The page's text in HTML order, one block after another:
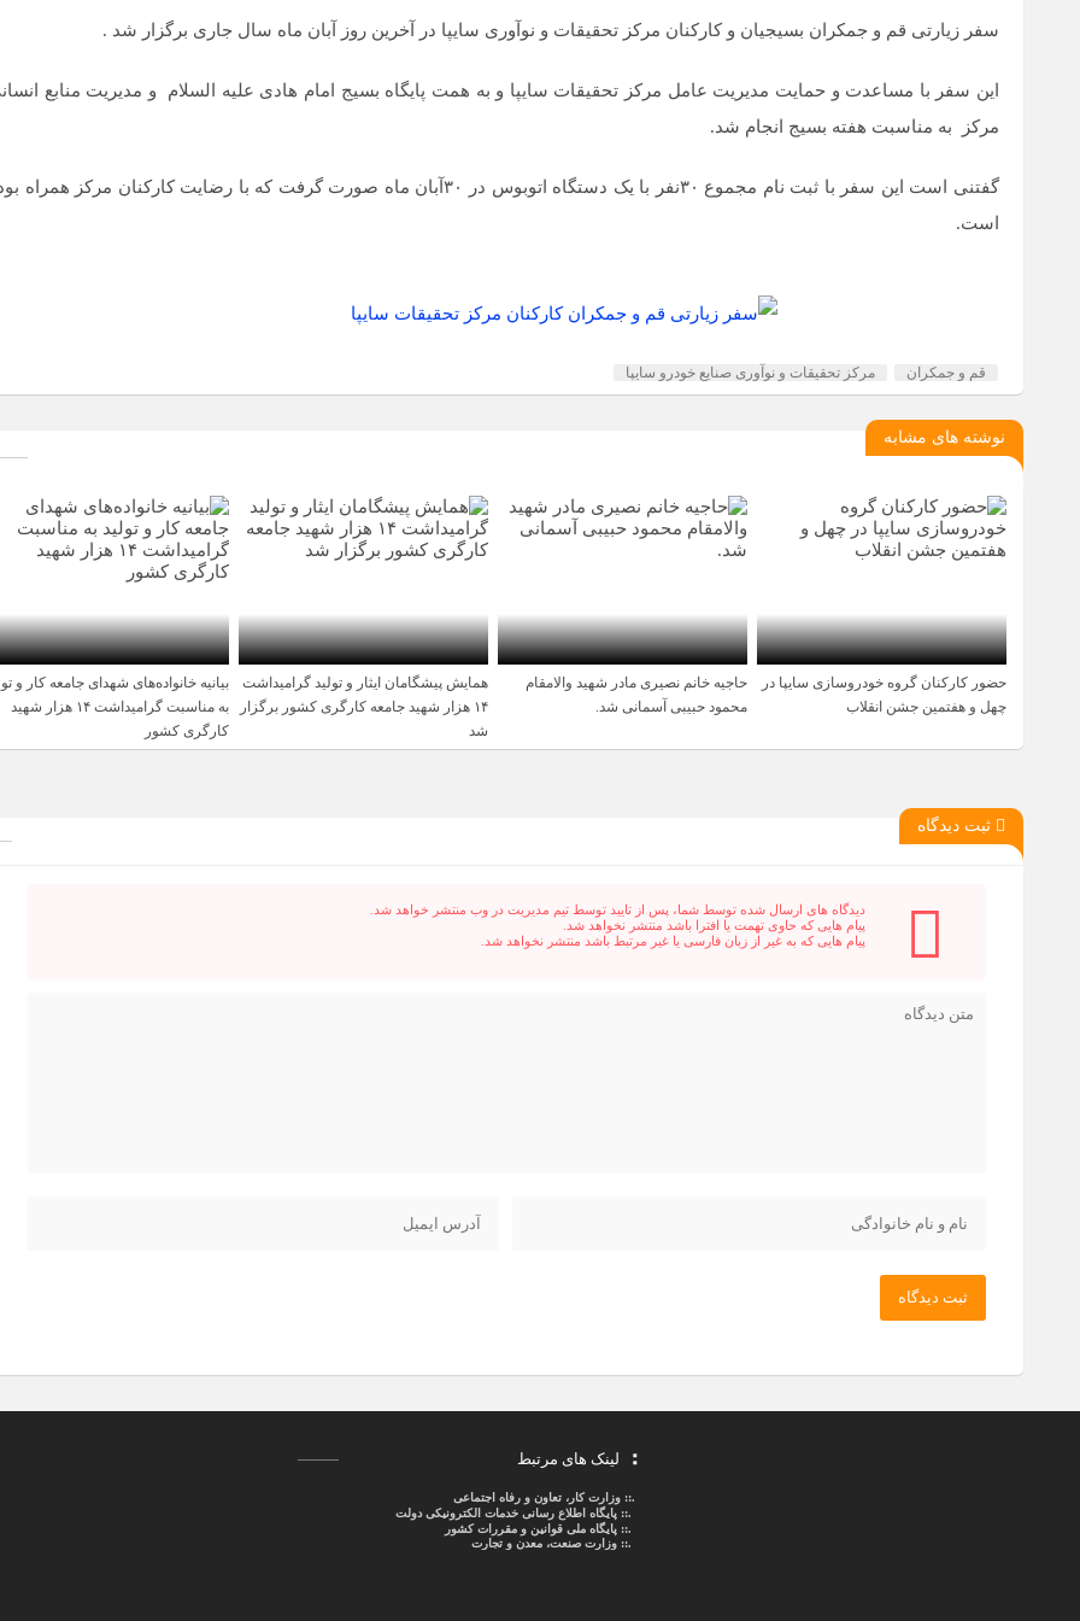
سفر زیارتی قم و جمکران بسیجیان و کارکنان مرکز تحقیقات و نوآوری سایپا در آخرین روز آبان ماه سال جاری برگزار شد .
این سفر با مساعدت و حمایت مدیریت عامل مرکز تحقیقات سایپا و به همت پایگاه بسیج امام هادی علیه السلام و مدیریت منابع
مرکز به مناسبت هفته بسیج انجام شد.
گفتنی است این سفر با ثبت نام مجموع ۳۰نفر با یک دستگاه اتوبوس در ۳۰آبان ماه صورت گرفت که با رضایت کارکنان مرکز همراه
است.
قم و جمکران مرکز تحقیقات و نوآوری صنایع خودرو سایپا
نوشته های مشابه
5 ماه قبل
حضور کارکنان گروه خودروسازی سایپا در
چهل و هفتمین جشن انقلاب
1 سال قبل
حاجیه خانم نصیری مادر شهید والامقام
محمود حبیبی آسمانی شد.
1 سال قبل
همایش پیشگامان ایثار و تولید گرامیداشت
۱۴ هزار شهید جامعه کارگری کشور برگزار
شد
1 سال قبل
بیانیه خانواده‌های شهدای جامعه کار و
به مناسبت گرامیداشت ۱۴ هزار شهید
کارگری کشور
ثبت دیدگاه
دیدگاه های ارسال شده توسط شما، پس از تایید توسط تیم مدیریت در وب منتشر خواهد شد.
پیام هایی که حاوی تهمت یا افترا باشد منتشر نخواهد شد.
پیام هایی که به غیر از زبان فارسی یا غیر مرتبط باشد منتشر نخواهد شد.
ثبت دیدگاه
لینک های مرتبط
.::وزارت کار، تعاون و رفاه اجتماعی
.::پایگاه اطلاع رسانی خدمات الکترونیکی دولت
.::پایگاه ملی قوانین و مقررات کشور
.:: وزارت صنعت، معدن و تجارت